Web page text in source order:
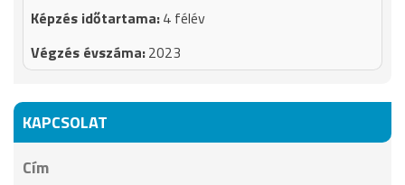
4 félév
2023
KAPCSOLAT
Cím